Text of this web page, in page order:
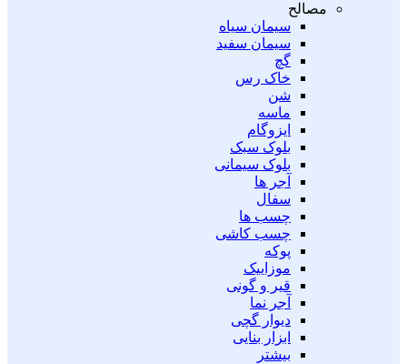
مصالح
سیمان سیاه
سیمان سفید
گچ
خاک رس
شن
ماسه
ایزوگام
بلوک سبک
بلوک سیمانی
آجر ها
سفال
چسب ها
چسب کاشی
پوکه
موزاییک
قیر و گونی
آجر نما
دیوار گچی
ابزار بنایی
بیشتر